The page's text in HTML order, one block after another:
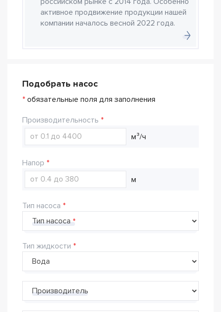
активное продвижение продукции нашей
компании началось весной 2022 года.
Подобрать насос
* обязательные поля для заполнения
Производительность
м³/ч
Напор
м
Тип насоса
Тип насоса
Тип жидкости
Производитель